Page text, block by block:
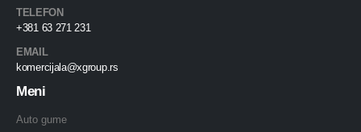
TELEFON
+381 63 271 231
EMAIL
komercijala@xgroup.rs
Meni
Auto gume